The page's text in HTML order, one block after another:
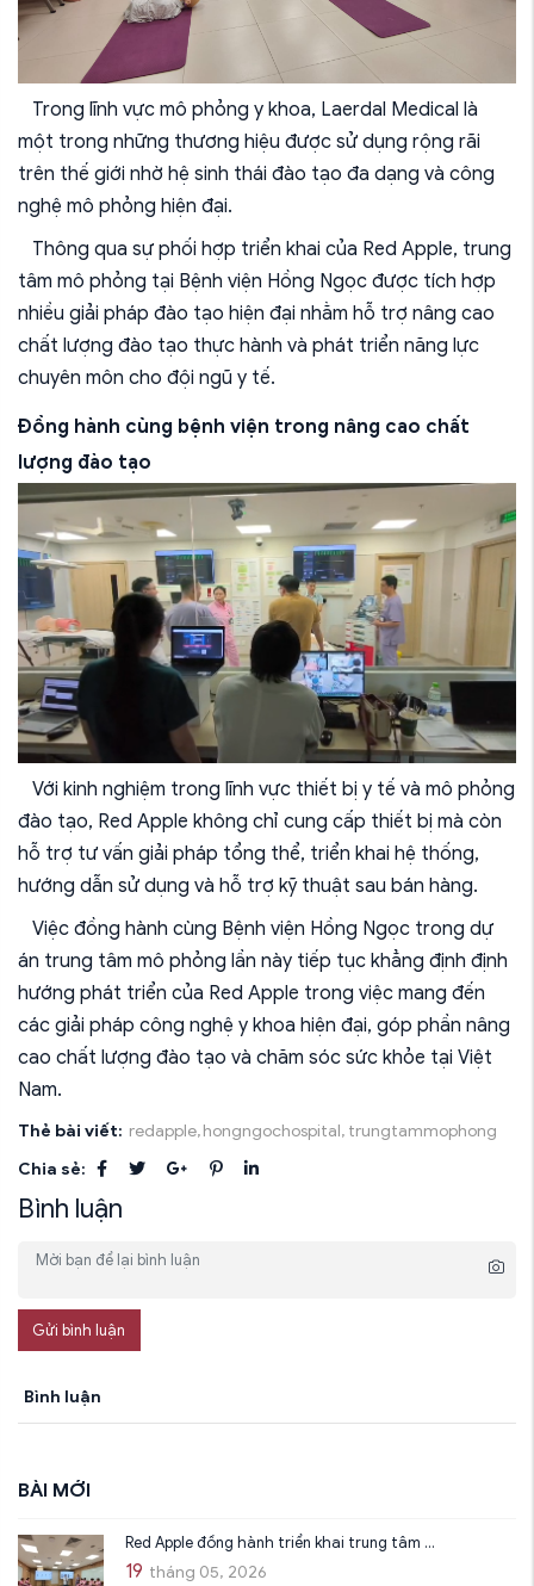
Trong lĩnh vực mô phỏng y khoa, Laerdal Medical là
một trong những thương hiệu được sử dụng rộng rãi
trên thế giới nhờ hệ sinh thái đào tạo đa dạng và công
nghệ mô phỏng hiện đại.
Thông qua sự phối hợp triển khai của Red Apple, trung
tâm mô phỏng tại Bệnh viện Hồng Ngọc được tích hợp
nhiều giải pháp đào tạo hiện đại nhằm hỗ trợ nâng cao
chất lượng đào tạo thực hành và phát triển năng lực
chuyên môn cho đội ngũ y tế.
Đồng hành cùng bệnh viện trong nâng cao chất
lượng đào tạo
Với kinh nghiệm trong lĩnh vực thiết bị y tế và mô phỏng
đào tạo, Red Apple không chỉ cung cấp thiết bị mà còn
hỗ trợ tư vấn giải pháp tổng thể, triển khai hệ thống,
hướng dẫn sử dụng và hỗ trợ kỹ thuật sau bán hàng.
Việc đồng hành cùng Bệnh viện Hồng Ngọc trong dự
án trung tâm mô phỏng lần này tiếp tục khẳng định định
hướng phát triển của Red Apple trong việc mang đến
các giải pháp công nghệ y khoa hiện đại, góp phần nâng
cao chất lượng đào tạo và chăm sóc sức khỏe tại Việt
Nam.
Thẻ bài viết: redapple,hongngochospital, trungtammophong
Chia sẻ:
Bình luận
Gửi bình luận
Bình luận
BÀI MỚI
Red Apple đồng hành triển khai trung tâm ...
19 tháng 05, 2026